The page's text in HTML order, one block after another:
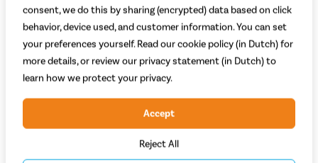
consent, we do this by sharing (encrypted) data based on click
behavior, device used, and customer information. You can set
your preferences yourself. Read our cookie policy (in Dutch) for
more details, or review our privacy statement (in Dutch) to
learn how we protect your privacy.
Reject All
Accept